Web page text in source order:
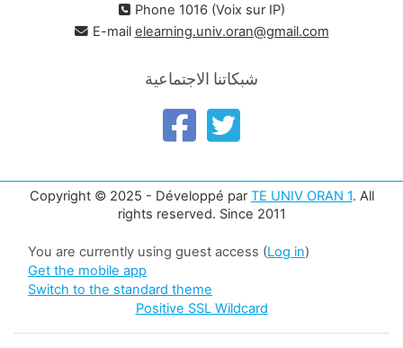
Phone 1016 (Voix sur IP)
E-mail elearning.univ.oran@gmail.com
شبكاتنا الاجتماعية
Copyright © 2025 - Développé par TE UNIV ORAN 1. All
rights reserved. Since 2011
You are currently using guest access (Log in)
Get the mobile app
Switch to the standard theme
Positive SSL Wildcard